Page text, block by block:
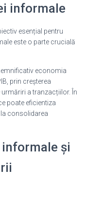
informale
esențial pentru
este o parte crucială
economia
prin creșterea
a tranzacțiilor. În
poate eficientiza
consolidarea
și